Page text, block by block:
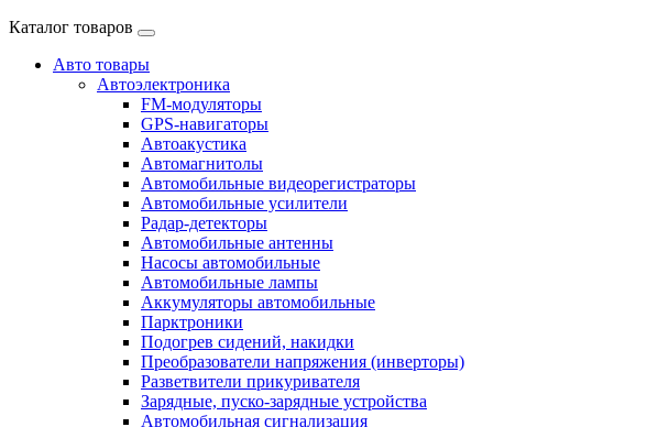
Каталог товаров
Авто товары
Автоэлектроника
FM-модуляторы
GPS-навигаторы
Автоакустика
Автомагнитолы
Автомобильные видеорегистраторы
Автомобильные усилители
Радар-детекторы
Автомобильные антенны
Насосы автомобильные
Автомобильные лампы
Аккумуляторы автомобильные
Парктроники
Подогрев сидений, накидки
Преобразователи напряжения (инверторы)
Разветвители прикуривателя
Зарядные, пуско-зарядные устройства
Автомобильная сигнализация